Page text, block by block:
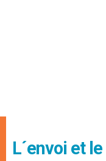
L´envoi et